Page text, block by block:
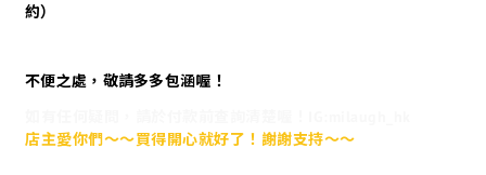
約）
不便之處，敬請多多包涵喔！
店主愛你們～～買得開心就好了！謝謝支持～～